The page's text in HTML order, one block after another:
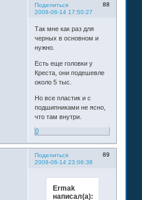
Поделиться
88
2008-06-14 17:50:27
Так мне как раз для
черных в основном и
нужно.
Есть еще головки у
Креста, они подешевле
около 5 тыс.
Но все пластик и с
подшипниками не ясно,
что там внутри.
0
Поделиться
89
2008-06-14 23:06:38
Ermak
написал(а):